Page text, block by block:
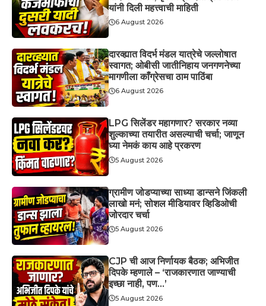
यांनी दिली महत्त्वाची माहिती
6 August 2026
दारव्ह्यात विदर्भ मंडल यात्रेचे जल्लोषात
स्वागत; ओबीसी जातीनिहाय जनगणनेच्या
मागणीला काँग्रेसचा ठाम पाठिंबा
6 August 2026
LPG सिलेंडर महागणार? सरकार नव्या
शुल्काच्या तयारीत असल्याची चर्चा; जाणून
घ्या नेमकं काय आहे प्रकरण
5 August 2026
ग्रामीण जोडप्याच्या साध्या डान्सने जिंकली
लाखो मनं; सोशल मीडियावर व्हिडिओची
जोरदार चर्चा
5 August 2026
CJP ची आज निर्णायक बैठक; अभिजीत
दिपके म्हणाले – ‘राजकारणात जाण्याची
इच्छा नाही, पण…’
5 August 2026